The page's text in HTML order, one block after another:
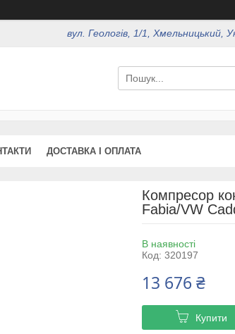
вул. Геологів, 1/1, Хмельницький,
ДОСТАВКА І ОПЛАТА
Компресор
Fabia/VW
В наявності
Код: 320197
13 676 ₴
Купити